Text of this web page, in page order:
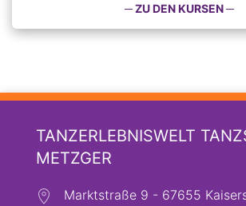
─ ZU DEN KURSEN ─
TANZERLEBNISWELT
METZGER
Marktstraße 9 - 67655